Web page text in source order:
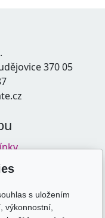
370 05
údajů
s uložením
výkonnostní,